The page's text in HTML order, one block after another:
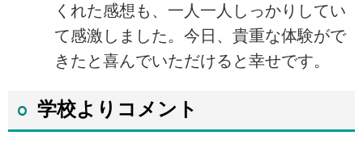
くれた感想も、一人一人しっかりしてい
て感激しました。今日、貴重な体験がで
きたと喜んでいただけると幸せです。
学校よりコメント